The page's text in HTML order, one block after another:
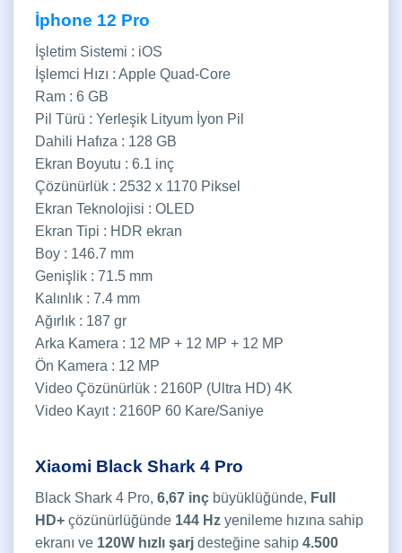
İphone 12 Pro
İşletim Sistemi : iOS
İşlemci Hızı : Apple Quad-Core
Ram : 6 GB
Pil Türü : Yerleşik Lityum İyon Pil
Dahili Hafıza : 128 GB
Ekran Boyutu : 6.1 inç
Çözünürlük : 2532 x 1170 Piksel
Ekran Teknolojisi : OLED
Ekran Tipi : HDR ekran
Boy : 146.7 mm
Genişlik : 71.5 mm
Kalınlık : 7.4 mm
Ağırlık : 187 gr
Arka Kamera : 12 MP + 12 MP + 12 MP
Ön Kamera : 12 MP
Video Çözünürlük : 2160P (Ultra HD) 4K
Video Kayıt : 2160P 60 Kare/Saniye
Xiaomi Black Shark 4 Pro
Black Shark 4 Pro, 6,67 inç büyüklüğünde, Full
HD+ çözünürlüğünde 144 Hz yenileme hızına sahip
ekranı ve 120W hızlı şarj desteğine sahip 4.500